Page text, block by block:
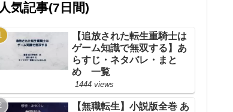
人気記事(7日間)
【追放された転生重騎士は
ゲーム知識で無双する】あ
らすじ・ネタバレ・まと
め 一覧
1444 views
【無職転生】小説版全巻 あ